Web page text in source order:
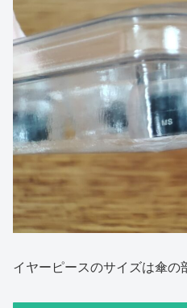
イヤーピースのサイズは傘の